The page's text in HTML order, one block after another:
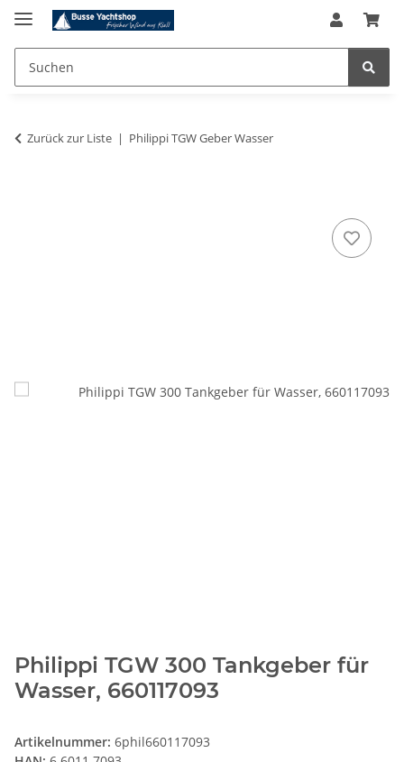
Zurück zur Liste Philippi TGW Geber Wasser
Philippi TGW 300 Tankgeber für
Wasser, 660117093
Artikelnummer: 6phil660117093